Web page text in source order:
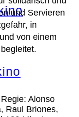
und Servieren
in
von einem
Alonso
Raul Briones,